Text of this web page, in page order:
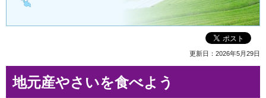
更新日：2026年5月29日
地元産やさいを食べよう